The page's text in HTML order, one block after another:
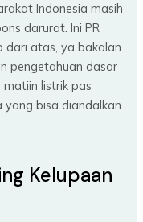
Indonesia masih
darurat. Ini PR
dari atas, ya bakalan
pengetahuan dasar
listrik pas
bisa diandalkan
Kelupaan